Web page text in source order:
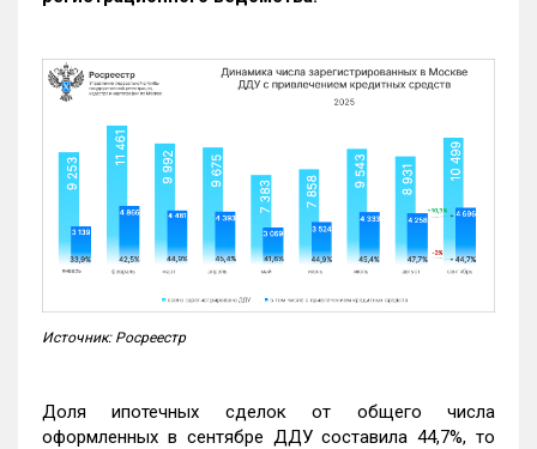
Источник: Росреестр
Доля ипотечных сделок от общего числа
оформленных в сентябре ДДУ составила 44,7%, то